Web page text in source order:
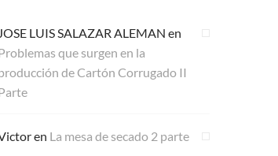
JOSE LUIS SALAZAR ALEMAN en
que surgen en la
de Cartón Corrugado II
en La mesa de secado 2 parte